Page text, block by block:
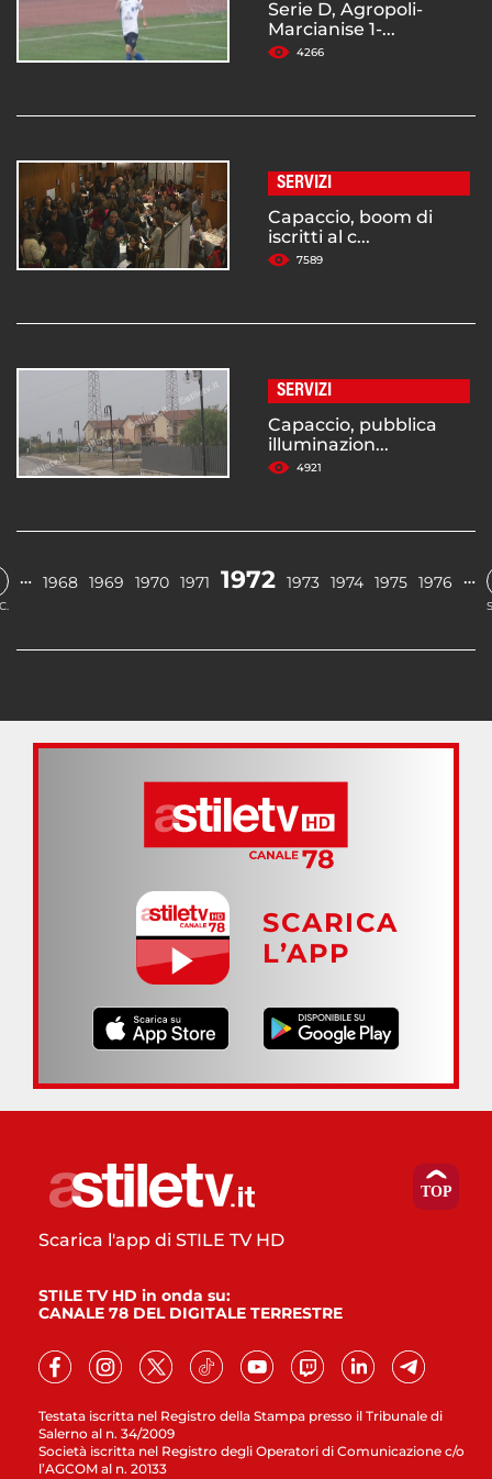
Serie D, Agropoli-
Marcianise 1-...
4266
SERVIZI
Capaccio, boom di
iscritti al c...
7589
SERVIZI
Capaccio, pubblica
illuminazion...
4921
… 1968 1969 1970 1971 1972 1973 1974 1975 1976 …
SCARICA
L’APP
Testata iscritta nel Registro della Stampa presso il Tribunale di
Salerno al n. 34/2009
Società iscritta nel Registro degli Operatori di Comunicazione c/o
l’AGCOM al n. 20133
Scarica l'app di STILE TV HD
STILE TV HD in onda su:
CANALE 78 DEL DIGITALE TERRESTRE